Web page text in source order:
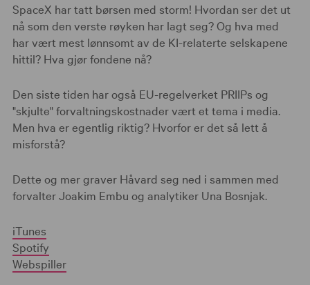
SpaceX har tatt børsen med storm! Hvordan ser det ut
nå som den verste røyken har lagt seg? Og hva med
har vært mest lønnsomt av de KI-relaterte selskapene
hittil? Hva gjør fondene nå?
Den siste tiden har også EU-regelverket PRIIPs og
"skjulte" forvaltningskostnader vært et tema i media.
Men hva er egentlig riktig? Hvorfor er det så lett å
misforstå?
Dette og mer graver Håvard seg ned i sammen med
forvalter Joakim Embu og analytiker Una Bosnjak.
iTunes
Spotify
Webspiller